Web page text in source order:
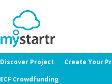
Discover Project Create Your
ECF Crowdfunding